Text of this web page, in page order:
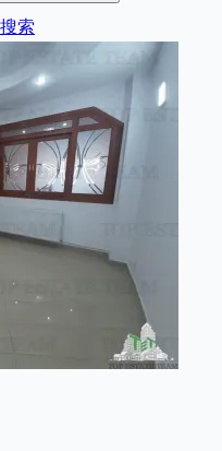
索